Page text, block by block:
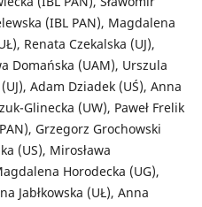
(IBL PAN), Magdalena
Renata Czekalska (UJ),
Domańska (UAM), Urszula
Adam Dziadek (UŚ), Anna
Glinecka (UW), Paweł Frelik
Grzegorz Grochowski
(US), Mirosława
Horodecka (UG),
Jabłkowska (UŁ), Anna